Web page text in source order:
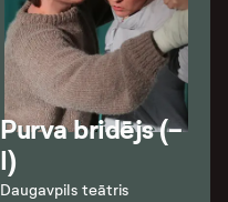
Purva bridējs (-
I)
Daugavpils teātris